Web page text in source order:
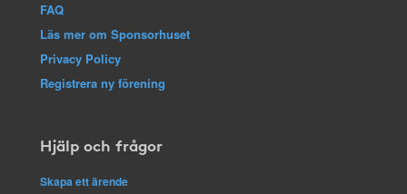
FAQ
Läs mer om Sponsorhuset
Privacy Policy
Registrera ny förening
Hjälp och frågor
Skapa ett ärende